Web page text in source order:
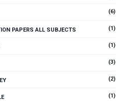
(6)
PAPERS ALL SUBJECTS (1)
(1)
(3)
(2)
(1)